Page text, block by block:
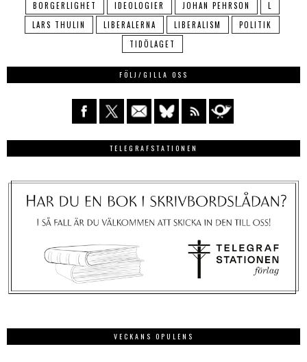
BORGERLIGHET IDEOLOGIER JOHAN PEHRSON
L
LARS THULIN
LIBERALERNA LIBERALISM
POLITIK
TIDÖLAGET
FÖLJ/GILLA OSS
TELEGRAFSTATIONEN
VECKANS OPULENS